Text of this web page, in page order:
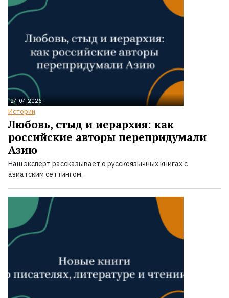
24.04.2026
Истории
Любовь, стыд и иерархия: как
российские авторы перепридумали
Азию
Наш эксперт рассказывает о русскоязычных книгах с
азиатским сеттингом.